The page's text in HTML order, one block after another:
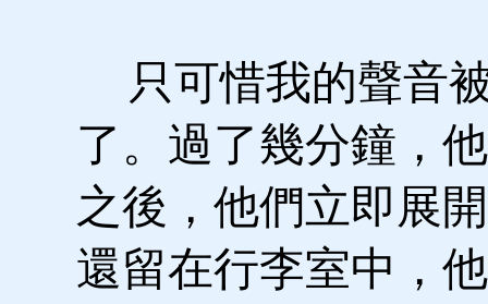
只可惜我的聲音
了。過了幾分鐘，
之後，他們立即展
還留在行李室中，